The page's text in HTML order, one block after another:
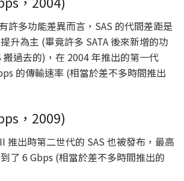
許多功能差異而言，SAS 的代間差距是
升為主 (畢竟許多 SATA 後來新增的功
搬過去的)，在 2004 年推出的第一代
的傳輸速率 (相當於差不多時間推出
，2009)
推出時第二世代的 SAS 也被發布，最高
了 6 Gbps (相當於差不多時間推出的